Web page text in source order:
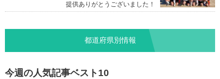
提供ありがとうございました！
都道府県別情報
今週の人気記事ベスト10